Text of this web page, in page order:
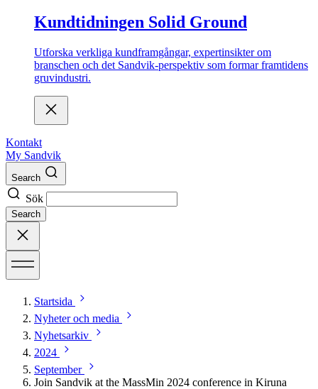
Kundtidningen Solid Ground
Utforska verkliga kundframgångar, expertinsikter om
branschen och det Sandvik-perspektiv som formar framtidens
gruvindustri.
Kontakt
My Sandvik
Search
Sök
Search
Startsida
Nyheter och media
Nyhetsarkiv
2024
September
Join Sandvik at the MassMin 2024 conference in Kiruna